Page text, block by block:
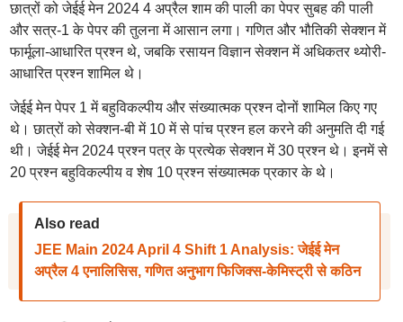
छात्रों को जेईई मेन 2024 4 अप्रैल शाम की पाली का पेपर सुबह की पाली
और सत्र-1 के पेपर की तुलना में आसान लगा। गणित और भौतिकी सेक्शन में
फार्मूला-आधारित प्रश्न थे, जबकि रसायन विज्ञान सेक्शन में अधिकतर थ्योरी-
आधारित प्रश्न शामिल थे।
जेईई मेन पेपर 1 में बहुविकल्पीय और संख्यात्मक प्रश्न दोनों शामिल किए गए
थे। छात्रों को सेक्शन-बी में 10 में से पांच प्रश्न हल करने की अनुमति दी गई
थी। जेईई मेन 2024 प्रश्न पत्र के प्रत्येक सेक्शन में 30 प्रश्न थे। इनमें से
20 प्रश्न बहुविकल्पीय व शेष 10 प्रश्न संख्यात्मक प्रकार के थे।
Also read
JEE Main 2024 April 4 Shift 1 Analysis: जेईई मेन
अप्रैल 4 एनालिसिस, गणित अनुभाग फिजिक्स-केमिस्ट्री से कठिन